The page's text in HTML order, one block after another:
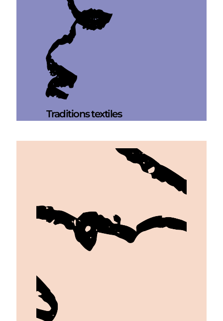
Traditions textiles